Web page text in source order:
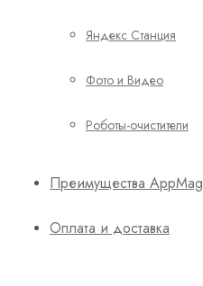
Яндекс Станция
Фото и Видео
Роботы-очистители
Преимущества AppMag
Оплата и доставка